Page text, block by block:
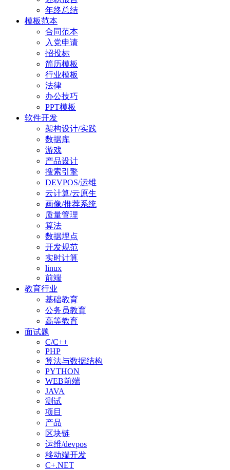
年终总结
模板范本
合同范本
入党申请
招投标
简历模板
行业模板
法律
办公技巧
PPT模板
软件开发
架构设计/实践
数据库
游戏
产品设计
搜索引擎
DEVPOS/运维
云计算/云原生
画像/推荐系统
质量管理
算法
数据埋点
开发规范
实时计算
linux
前端
教育行业
基础教育
公务员教育
高等教育
面试题
C/C++
PHP
算法与数据结构
PYTHON
WEB前端
JAVA
测试
项目
产品
区块链
运维/devpos
移动端开发
C+.NET